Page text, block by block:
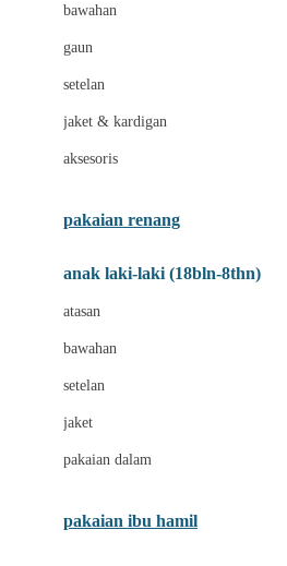
Brush Baby
Buggygear
Bumkins
Crane
bawahan
gaun
setelan
jaket & kardigan
aksesoris
pakaian renang
anak laki-laki (18bln-8thn)
atasan
bawahan
setelan
jaket
pakaian dalam
pakaian ibu hamil